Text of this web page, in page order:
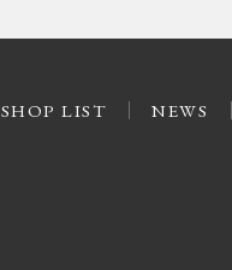
SHOP LIST NEWS